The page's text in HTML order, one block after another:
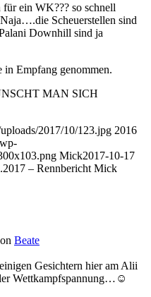
ein WK??? so schnell
Scheuerstellen sind
Downhill sind ja
in Empfang genommen.
MAN SICH
2017/10/123.jpg 2016
Mick2017-10-17
– Rennbericht Mick
Beate
Gesichtern hier am Alii
Wettkampfspannung… ☺